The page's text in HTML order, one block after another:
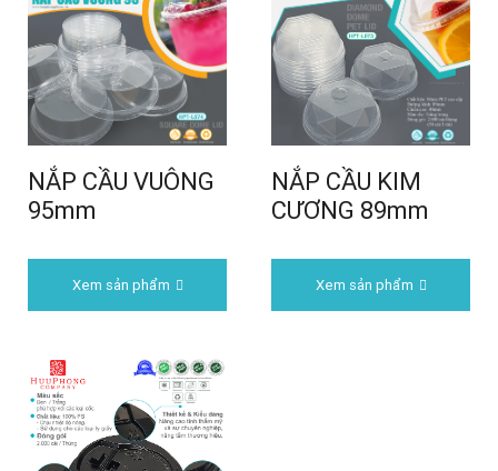
NẮP CẦU VUÔNG
95mm
Xem sản phẩm
NẮP CẦU KIM
CƯƠNG 89mm
Xem sản phẩm